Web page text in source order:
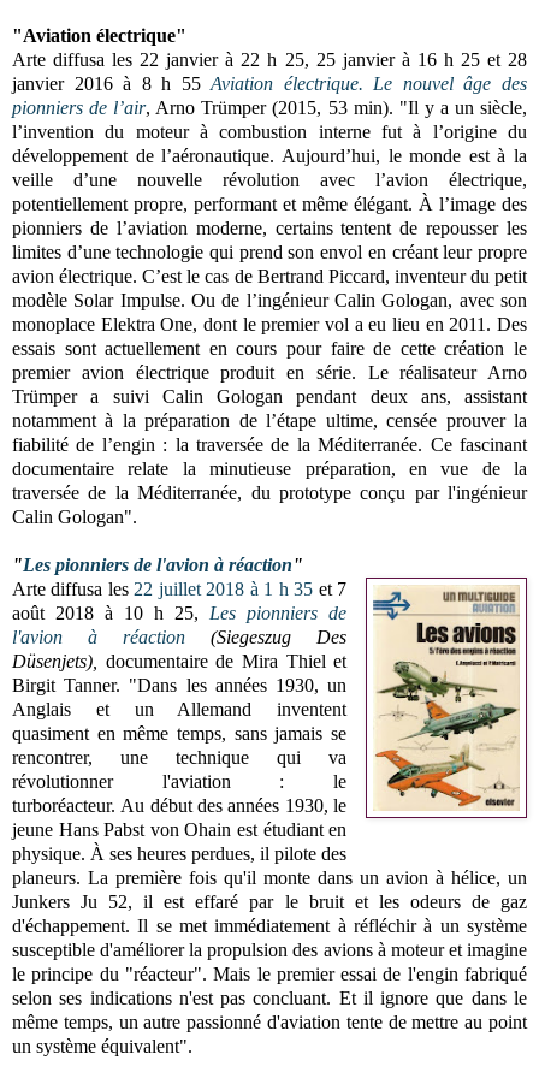
"Aviation électrique"
Arte diffusa les 22 janvier à 22 h 25, 25 janvier à 16 h 25 et 28
janvier 2016 à 8 h 55Aviation électrique. Le nouvel âge des
pionniers de l’air, Arno Trümper(2015, 53 min). "Il y a un siècle,
l’invention du moteur à combustion interne fut à l’origine du
développement de l’aéronautique. Aujourd’hui, le monde est à la
veille d’une nouvelle révolution avec l’avion électrique,
potentiellement propre, performant et même élégant. À l’image des
pionniers de l’aviation moderne, certains tentent de repousser les
limites d’une technologie qui prend son envol en créant leur propre
avion électrique. C’est le cas de Bertrand Piccard, inventeur du petit
modèle Solar Impulse. Ou de l’ingénieur Calin Gologan, avec son
monoplace Elektra One, dont le premier vol a eu lieu en 2011. Des
essais sont actuellement en cours pour faire de cette création le
premier avion électrique produit en série. Le réalisateur Arno
Trümper a suivi Calin Gologan pendant deux ans, assistant
notamment à la préparation de l’étape ultime, censée prouver la
fiabilité de l’engin : la traversée de la Méditerranée. Ce fascinant
documentaire relate la minutieuse préparation, en vue de la
traversée de la Méditerranée, du prototype conçu par l'ingénieur
Calin Gologan".
"Les pionniers de l'avion à réaction"
Arte diffusa les 22 juillet 2018 à 1 h 35 et 7
août 2018 à 10 h 25,
Les pionniers de
l'avion à réaction (Siegeszug Des
Düsenjets)
documentaire de Mira Thiel et
Birgit Tanner. "Dans les années 1930, un
Anglais et un Allemand inventent
quasiment en même temps, sans jamais se
rencontrer, une technique qui va
révolutionner l'aviation : le
turboréacteur. Au début des années 1930, le
jeune Hans Pabst von Ohain est étudiant en
physique. À ses heures perdues, il pilote des
planeurs. La première fois qu'il monte dans un avion à hélice, un
Junkers Ju 52, il est effaré par le bruit et les odeurs de gaz
d'échappement. Il se met immédiatement à réfléchir à un système
susceptible d'améliorer la propulsion des avions à moteur et imagine
le principe du "réacteur". Mais le premier essai de l'engin fabriqué
selon ses indications n'est pas concluant. Et il ignore que dans le
même temps, un autre passionné d'aviation tente de mettre au point
un système équivalent".